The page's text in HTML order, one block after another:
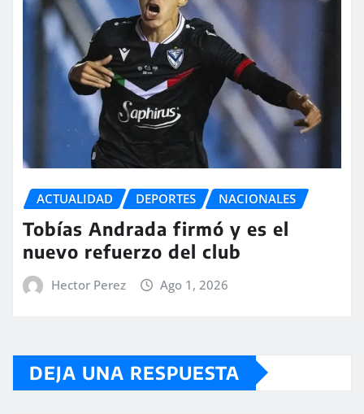
ACTUALIDAD DEPORTES NACIONALES
Tobías Andrada firmó y es el
nuevo refuerzo del club
Hector Perez Ago 1, 2026
DEJA UNA RESPUESTA